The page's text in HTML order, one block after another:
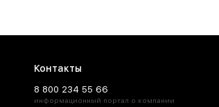
Контакты
8 800 234 55 66
информационный портал о компании